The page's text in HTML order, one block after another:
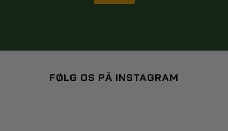
FØLG OS PÅ INSTAGRAM